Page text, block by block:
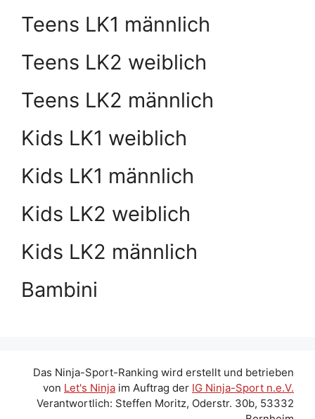
Teens LK1 männlich
Teens LK2 weiblich
Teens LK2 männlich
Kids LK1 weiblich
Kids LK1 männlich
Kids LK2 weiblich
Kids LK2 männlich
Bambini
Das Ninja-Sport-Ranking wird erstellt und betrieben
von Let's Ninja im Auftrag der IG Ninja-Sport n.e.V.
Verantwortlich: Steffen Moritz, Oderstr. 30b, 53332